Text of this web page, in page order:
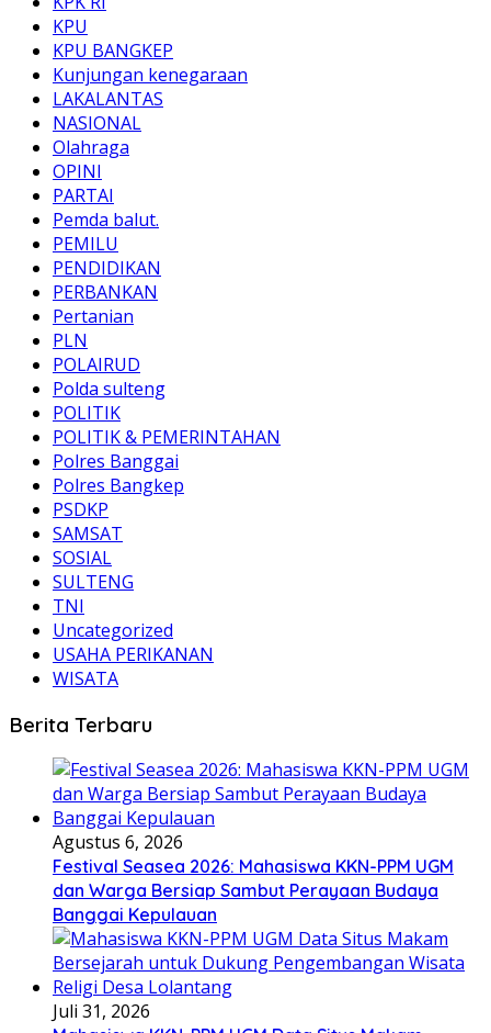
KPU
KPU BANGKEP
Kunjungan kenegaraan
LAKALANTAS
NASIONAL
Olahraga
OPINI
PARTAI
Pemda balut.
PEMILU
PENDIDIKAN
PERBANKAN
Pertanian
PLN
POLAIRUD
Polda sulteng
POLITIK
POLITIK & PEMERINTAHAN
Polres Banggai
Polres Bangkep
PSDKP
SAMSAT
SOSIAL
SULTENG
TNI
Uncategorized
USAHA PERIKANAN
WISATA
Berita Terbaru
Agustus 6, 2026
Festival Seasea 2026: Mahasiswa KKN-PPM UGM
dan Warga Bersiap Sambut Perayaan Budaya
Banggai Kepulauan
Juli 31, 2026